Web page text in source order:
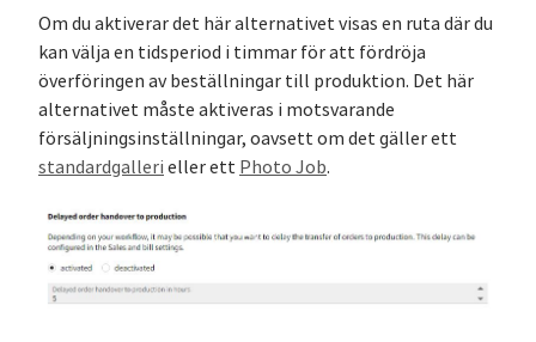
Om du aktiverar det här alternativet visas en ruta där du
kan välja en tidsperiod i timmar för att fördröja
överföringen av beställningar till produktion. Det här
alternativet måste aktiveras i motsvarande
försäljningsinställningar, oavsett om det gäller ett
standardgalleri eller ett Photo Job.